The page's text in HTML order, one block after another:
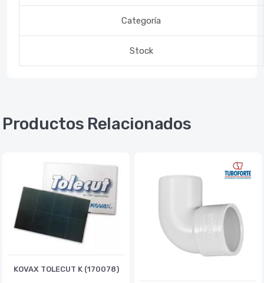
Categoría
Stock
Productos Relacionados
KOVAX TOLECUT K (170078)